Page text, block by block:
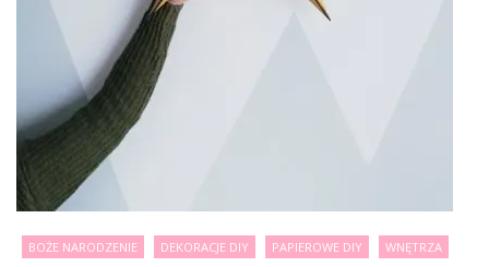
BOŻE NARODZENIE DEKORACJE DIY PAPIEROWE DIY WNĘTRZA